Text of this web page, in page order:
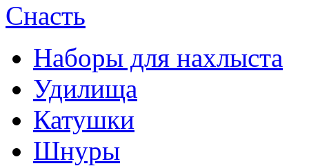
Снасть
Наборы для нахлыста
Удилища
Катушки
Шнуры